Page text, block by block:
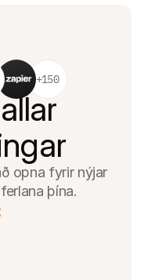
+150
opna fyrir nýjar
þína.